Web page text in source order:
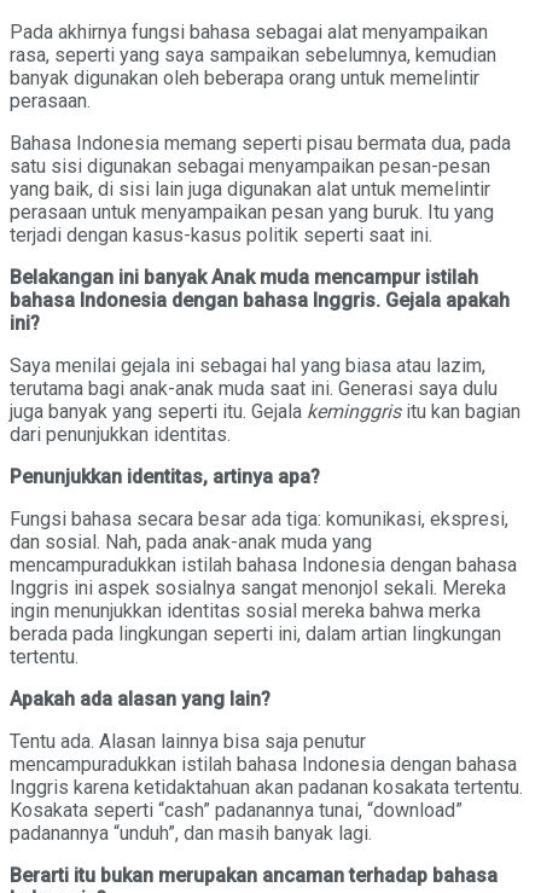
Pada akhirnya fungsi bahasa sebagai alat menyampaikan
rasa, seperti yang saya sampaikan sebelumnya, kemudian
banyak digunakan oleh beberapa orang untuk memelintir
perasaan.
Bahasa Indonesia memang seperti pisau bermata dua, pada
satu sisi digunakan sebagai menyampaikan pesan-pesan
yang baik, di sisi lain juga digunakan alat untuk memelintir
perasaan untuk menyampaikan pesan yang buruk. Itu yang
terjadi dengan kasus-kasus politik seperti saat ini.
Belakangan ini banyak Anak muda mencampur istilah
bahasa Indonesia dengan bahasa Inggris. Gejala apakah
ini?
Saya menilai gejala ini sebagai hal yang biasa atau lazim,
terutama bagi anak-anak muda saat ini. Generasi saya dulu
juga banyak yang seperti itu. Gejala keminggrisitu kan bagian
dari penunjukkan identitas.
Penunjukkan identitas, artinya apa?
Fungsi bahasa secara besar ada tiga: komunikasi, ekspresi,
dan sosial. Nah, pada anak-anak muda yang
mencampuradukkan istilah bahasa Indonesia dengan bahasa
Inggris ini aspek sosialnya sangat menonjol sekali. Mereka
ingin menunjukkan identitas sosial mereka bahwa merka
berada pada lingkungan seperti ini, dalam artian lingkungan
tertentu.
Apakah ada alasan yang lain?
Tentu ada. Alasan lainnya bisa saja penutur
mencampuradukkan istilah bahasa Indonesia dengan bahasa
Inggris karena ketidaktahuan akan padanan kosakata tertentu.
Kosakata seperti “cash” padanannya tunai, “download”
padanannya “unduh”, dan masih banyak lagi.
Berarti itu bukan merupakan ancaman terhadap bahasa